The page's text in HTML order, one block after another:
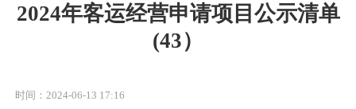
2024年客运经营申请项目公示清单
(43）
时间：2024-06-13 17:16